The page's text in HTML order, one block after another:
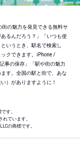
の魅力を発見できる無料サ
るんだろう？」「いつも使
いうとき、駅名で検索し
クできます。iPhone /
事の保存」「駅や街の魅力
す。全国の駅と街で、あな
）がありますように！
す。
れています。
の商標です。